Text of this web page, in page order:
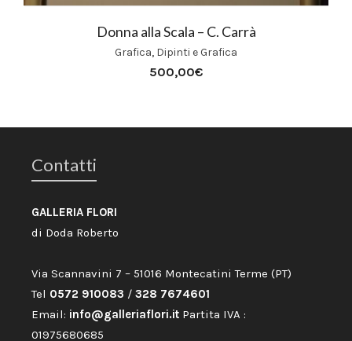
Donna alla Scala – C. Carrà
Grafica, Dipinti e Grafica
500,00€
Contatti
GALLERIA FLORI
di Doda Roberto
Via Scannavini 7 – 51016 Montecatini Terme (PT)
Tel 0572 910083 / 328 7674601
Email: info@galleriaflori.it Partita IVA :
01975680685